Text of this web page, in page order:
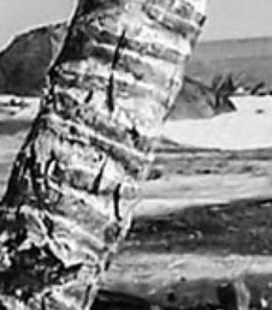
54.1%城市人口
23.5%互联网接入
52.2%银行服务接入
32% 手机接入